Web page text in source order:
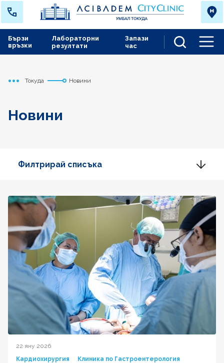
Лабораторни
резултати
Запази
час
Бързи
връзки
Начало
Токуда Новини
Новини
Филтрирай списъка
22 яну 2026
Кардиохирургия
Клиника по Гастроентерология